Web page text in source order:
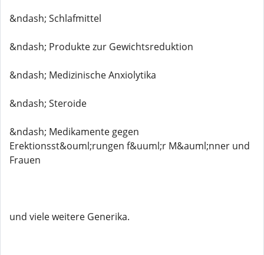
&ndash; Schlafmittel
&ndash; Produkte zur Gewichtsreduktion
&ndash; Medizinische Anxiolytika
&ndash; Steroide
&ndash; Medikamente gegen
Erektionsst&ouml;rungen f&uuml;r M&auml;nner und
Frauen
und viele weitere Generika.